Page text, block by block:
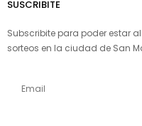
SUSCRIBITE
Subscribite para poder estar
sorteos en la ciudad de San